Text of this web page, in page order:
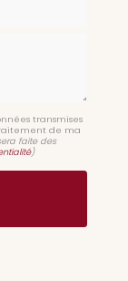
transmises
de ma
faite des
)